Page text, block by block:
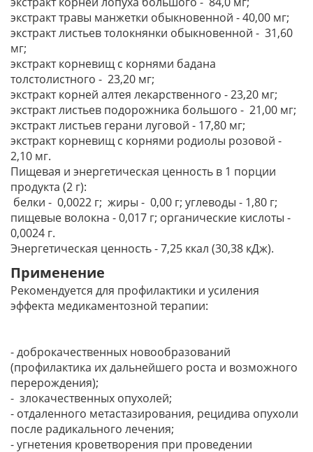
экстракт травы манжетки обыкновенной - 40,00 мг;
экстракт листьев толокнянки обыкновенной - 31,60
мг;
экстракт корневищ с корнями бадана
толстолистного - 23,20 мг;
экстракт корней алтея лекарственного - 23,20 мг;
экстракт листьев подорожника большого - 21,00 мг;
экстракт листьев герани луговой - 17,80 мг;
экстракт корневищ с корнями родиолы розовой -
2,10 мг.
Пищевая и энергетическая ценность в 1 порции
продукта (2 г):
белки - 0,0022 г; жиры - 0,00 г; углеводы - 1,80 г;
пищевые волокна - 0,017 г; органические кислоты -
0,0024 г.
Энергетическая ценность - 7,25 ккал (30,38 кДж).
Применение
Рекомендуется для профилактики и усиления
эффекта медикаментозной терапии:
- доброкачественных новообразований
(профилактика их дальнейшего роста и возможного
перерождения);
- злокачественных опухолей;
- отдаленного метастазирования, рецидива опухоли
после радикального лечения;
- угнетения кроветворения при проведении